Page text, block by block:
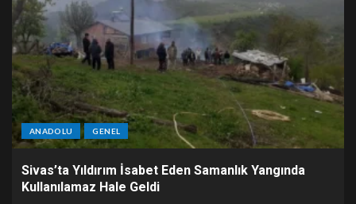
ANADOLU GENEL
Sivas’ta Yıldırım İsabet Eden Samanlık Yangında
Kullanılamaz Hale Geldi